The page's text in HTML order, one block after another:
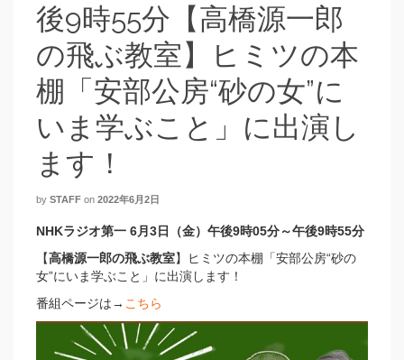
後9時55分【高橋源一郎
の飛ぶ教室】ヒミツの本
棚「安部公房“砂の女”に
いま学ぶこと」に出演し
ます！
by STAFF on 2022年6月2日
NHKラジオ第一 6月3日（金）午後9時05分～午後9時55分
【高橋源一郎の飛ぶ教室】ヒミツの本棚「安部公房“砂の
女”にいま学ぶこと」に出演します！
番組ページは→ こちら